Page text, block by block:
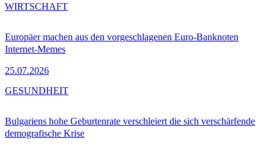
Europäer machen aus den vorgeschlagenen Euro-Banknoten
Internet-Memes
25.07.2026
WIRTSCHAFT
Bulgariens hohe Geburtenrate verschleiert die sich verschärfende
demografische Krise
GESUNDHEIT